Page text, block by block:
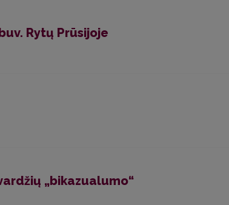
Rytų Prūsijoje
„bikazualumo“